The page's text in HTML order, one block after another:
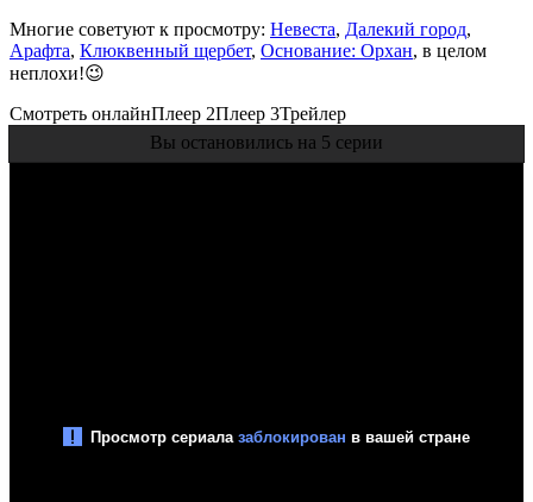
Многие советуют к просмотру: Невеста, Далекий город,
Арафта, Клюквенный щербет, Основание: Орхан, в целом
неплохи!😉
Смотреть онлайнПлеер 2Плеер 3Трейлер
Вы остановились на 5 серии